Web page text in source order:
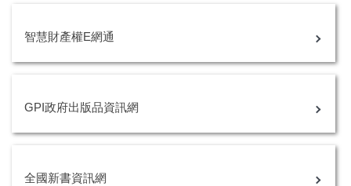
智慧財產權E網通
GPI政府出版品資訊網
全國新書資訊網